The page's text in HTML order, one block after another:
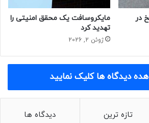
در
مایکروسافت یک محقق امنیتی را
تهدید کرد
ژوئن 2, 2026
دیدگاه ها کلیک نمایید
تازه ترین دیدگاه ها